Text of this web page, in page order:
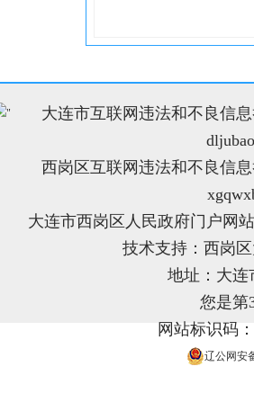
"
大连市互联网违法和不良信
西岗区互联网违法和不良信
大连市西岗区人民政府门户网
技术支持：西岗
地址：大连
您是第
网站标识码
辽公网安